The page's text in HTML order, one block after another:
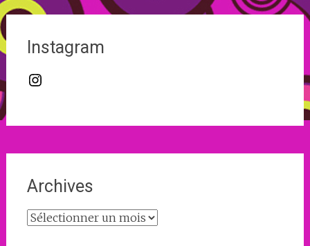
Instagram
Instagram
Archives
Archives